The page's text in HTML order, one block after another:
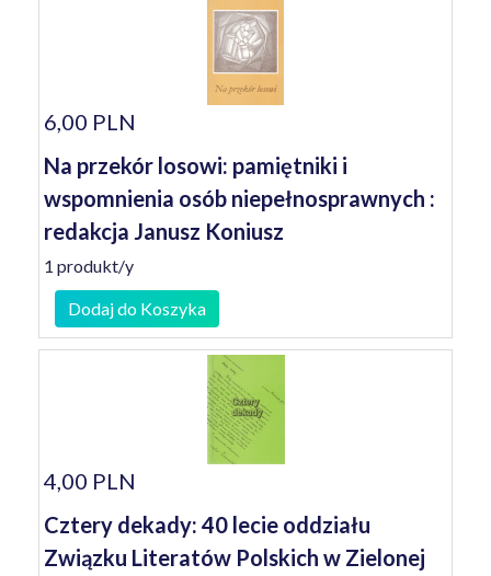
6,00 PLN
Na przekór losowi: pamiętniki i
wspomnienia osób niepełnosprawnych :
redakcja Janusz Koniusz
1 produkt/y
Dodaj do Koszyka
4,00 PLN
Cztery dekady: 40 lecie oddziału
Związku Literatów Polskich w Zielonej